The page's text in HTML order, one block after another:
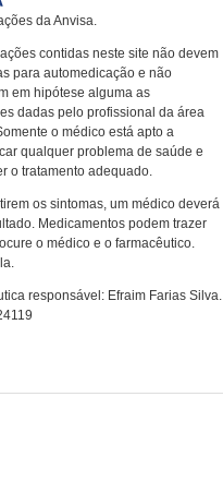
da Anvisa.
contidas neste site não devem
para automedicação e não
em hipótese alguma as
dadas pelo profissional da área
o médico está apto a
qualquer problema de saúde e
o tratamento adequado.
os sintomas, um médico deverá
Medicamentos podem trazer
o médico e o farmacêutico.
responsável: Efraim Farias Silva.